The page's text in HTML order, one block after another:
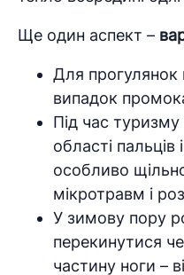
Ще один аспект –
Для прогулянок
випадок
Під час
області
особливо
мікротравм і
У зимову пору
перекинутися
частину ноги –